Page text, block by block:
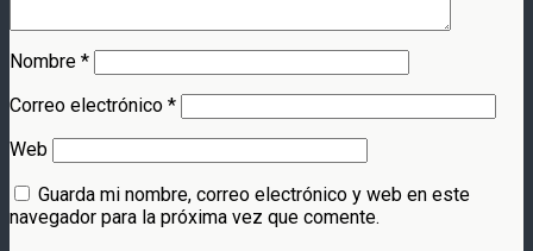
Nombre *
Correo electrónico *
Web
Guarda mi nombre, correo electrónico y web en este
navegador para la próxima vez que comente.